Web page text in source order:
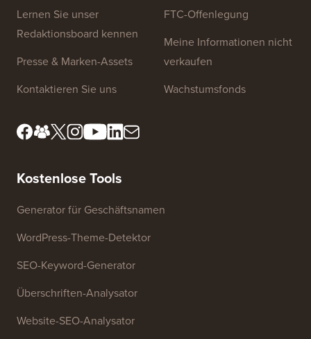
Lernen Sie unser
Redaktionsboard kennen
Presse & Marken-Assets
Kontaktieren Sie uns
FTC-Offenlegung
Meine Informationen nicht
verkaufen
Wachstumsfonds
Kostenlose Tools
Generator für Geschäftsnamen
WordPress-Theme-Detektor
SEO-Keyword-Generator
Überschriften-Analysator
Website-SEO-Analysator